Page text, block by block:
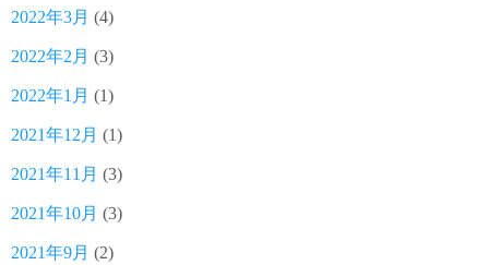
2022年3月 (4)
2022年2月 (3)
2022年1月 (1)
2021年12月 (1)
2021年11月 (3)
2021年10月 (3)
2021年9月 (2)